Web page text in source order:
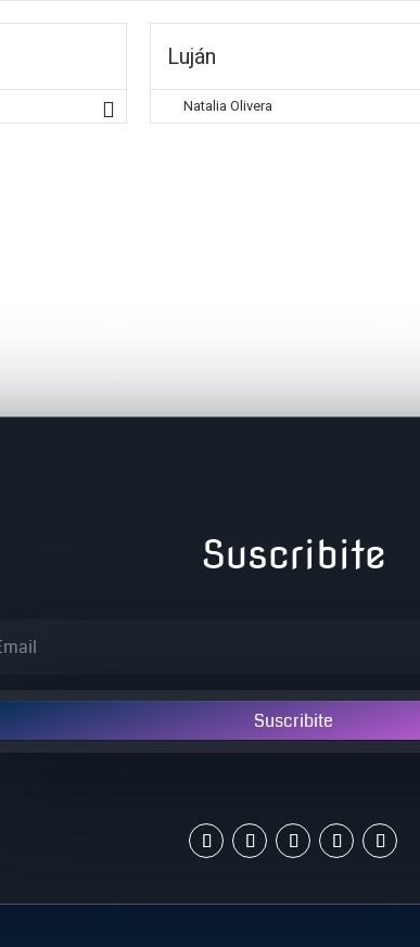
Luján
Natalia Olivera
Suscribite
Suscribite